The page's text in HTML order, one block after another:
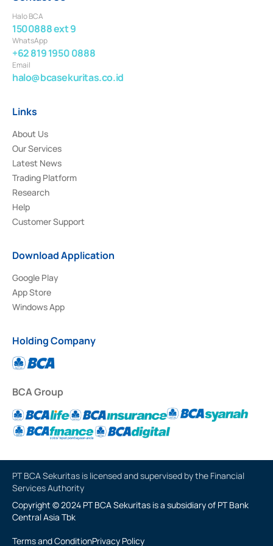
Halo BCA
1500888 ext 9
WhatsApp
+62 819 1950 0888
Email
halo@bcasekuritas.co.id
Links
About Us
Our Services
Latest News
Trading Platform
Research
Help
Customer Support
Download Application
Google Play
App Store
Windows App
Holding Company
BCA Group
PT BCA Sekuritas is licensed and supervised by the Financial
Services Authority
Copyright © 2024 PT BCA Sekuritas is a subsidiary of PT Bank
Central Asia Tbk
Terms and ConditionPrivacy Policy